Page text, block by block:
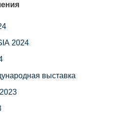
2024
выставка